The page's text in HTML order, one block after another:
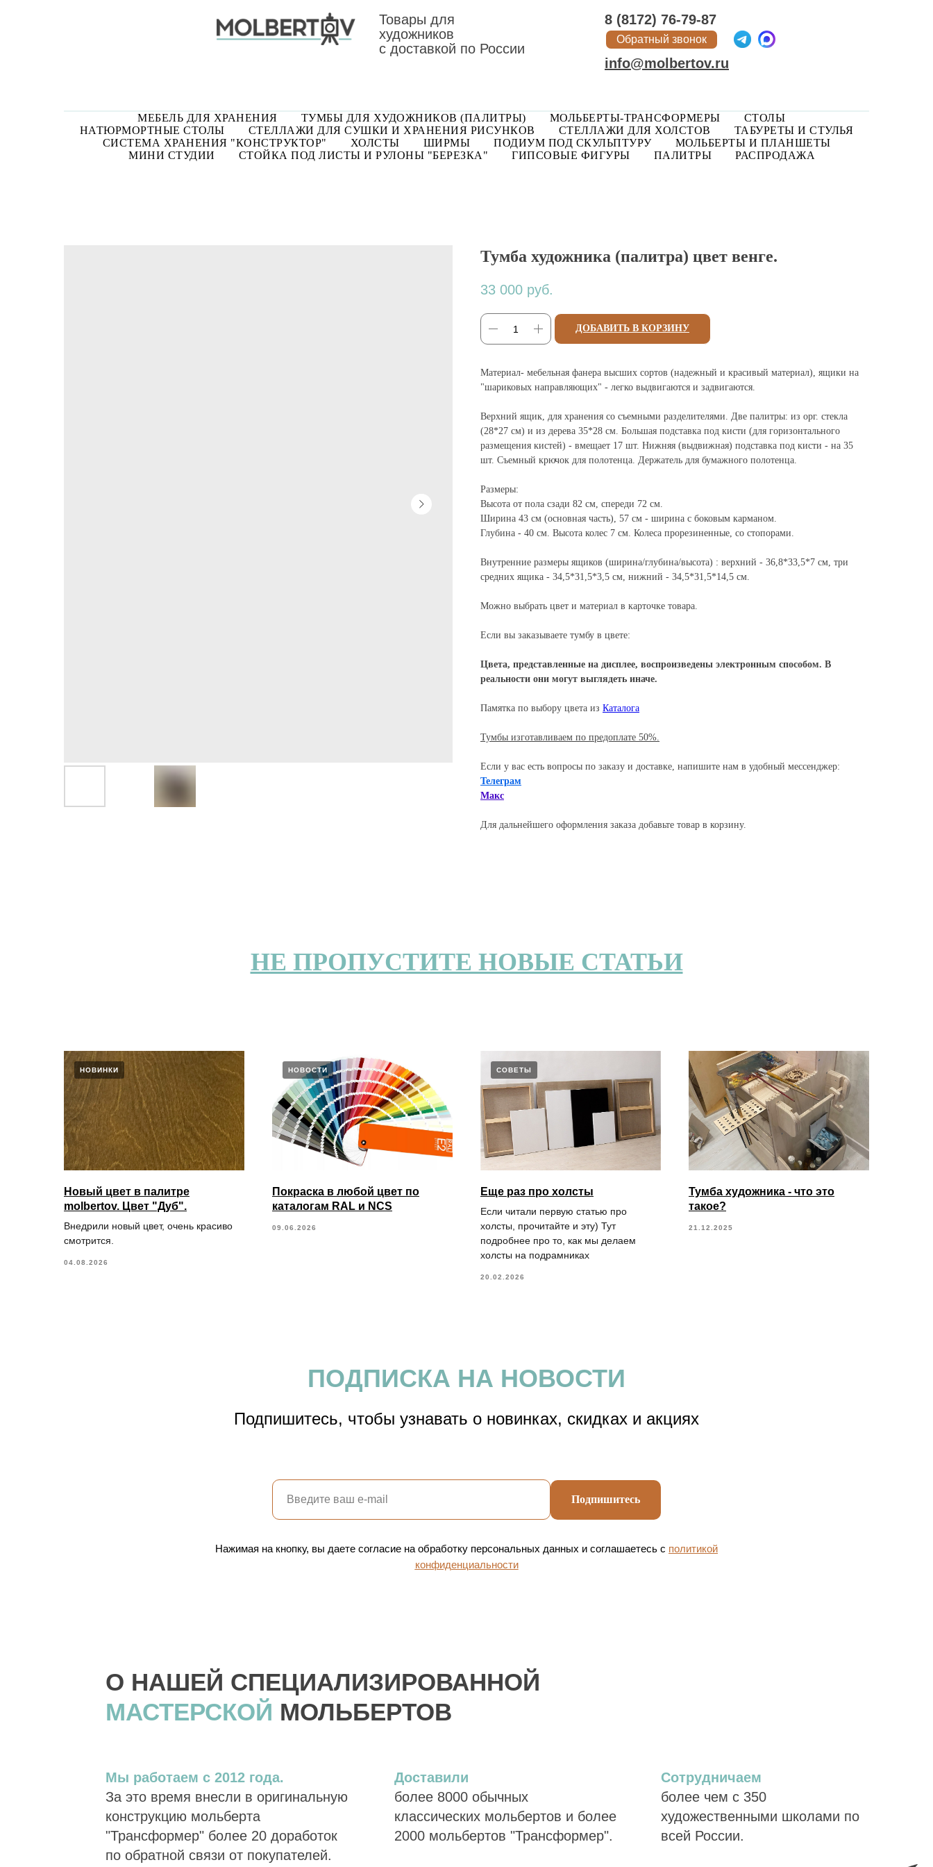
8 (8172) 76-79-87
Обратный звонок
Товары для
художников
с доставкой по России
info@molbertov.ru
МЕБЕЛЬ ДЛЯ ХРАНЕНИЯ ТУМБЫ ДЛЯ ХУДОЖНИКОВ (ПАЛИТРЫ) МОЛЬБЕРТЫ-ТРАНСФОРМЕРЫ
СТОЛЫ
НАТЮРМОРТНЫЕ СТОЛЫ
СТЕЛЛАЖИ ДЛЯ СУШКИ И ХРАНЕНИЯ РИСУНКОВ СТЕЛЛАЖИ ДЛЯ ХОЛСТОВ
ТАБУРЕТЫ И СТУЛЬЯ
СИСТЕМА ХРАНЕНИЯ "КОНСТРУКТОР"
ХОЛСТЫ ШИРМЫ ПОДИУМ ПОД СКУЛЬПТУРУ
МОЛЬБЕРТЫ И ПЛАНШЕТЫ
МИНИ СТУДИИ
СТОЙКА ПОД ЛИСТЫ И РУЛОНЫ "БЕРЕЗКА" ГИПСОВЫЕ ФИГУРЫ ПАЛИТРЫ РАСПРОДАЖА
Тумба художника (палитра) цвет венге.
33 000 руб.
ДОБАВИТЬ В КОРЗИНУ
Материал- мебельная фанера высших сортов (надежный и красивый материал), ящики на
"шариковых направляющих" - легко выдвигаются и задвигаются.
Верхний ящик, для хранения со съемными разделителями. Две палитры: из орг. стекла
(28*27 см) и из дерева 35*28 см. Большая подставка под кисти (для горизонтального
размещения кистей) - вмещает 17 шт. Нижняя (выдвижная) подставка под кисти - на 35
шт. Съемный крючок для полотенца. Держатель для бумажного полотенца.
Размеры:
Высота от пола сзади 82 см, спереди 72 см.
Ширина 43 см (основная часть), 57 см - ширина с боковым карманом.
Глубина - 40 см. Высота колес 7 см. Колеса прорезиненные, со стопорами.
Внутренние размеры ящиков (ширина/глубина/высота) : верхний - 36,8*33,5*7 см, три
средних ящика - 34,5*31,5*3,5 см, нижний - 34,5*31,5*14,5 см.
Можно выбрать цвет и материал в карточке товара.
Если вы заказываете тумбу в цвете:
Цвета, представленные на дисплее, воспроизведены электронным способом. В
реальности они могут выглядеть иначе.
Памятка по выбору цвета из Каталога
Тумбы изготавливаем по предоплате 50%.
Если у вас есть вопросы по заказу и доставке, напишите нам в удобный мессенджер:
Телеграм
Макс
Для дальнейшего оформления заказа добавьте товар в корзину.
НЕ ПРОПУСТИТЕ НОВЫЕ СТАТЬИ
НОВИНКИ
Новый цвет в палитре
molbertov. Цвет "Дуб".
Внедрили новый цвет, очень красиво
смотрится.
04.08.2026
НОВОСТИ
Покраска в любой цвет по
каталогам RAL и NCS
09.06.2026
СОВЕТЫ
Еще раз про холсты
Если читали первую статью про
холсты, прочитайте и эту) Тут
подробнее про то, как мы делаем
холсты на подрамниках
20.02.2026
Тумба художника - что это
такое?
21.12.2025
ПОДПИСКА НА НОВОСТИ
Подпишитесь, чтобы узнавать о новинках, скидках и акциях
Подпишитесь
Нажимая на кнопку, вы даете согласие на обработку персональных данных и соглашаетесь c политикой
конфиденциальности
О НАШЕЙ СПЕЦИАЛИЗИРОВАННОЙ
МАСТЕРСКОЙ МОЛЬБЕРТОВ
Мы работаем с 2012 года.
За это время внесли в оригинальную
конструкцию мольберта
"Трансформер" более 20 доработок
по обратной связи от покупателей.
Доставили
более 8000 обычных
классических мольбертов и более
2000 мольбертов "Трансформер".
Сотрудничаем
более чем с 350
художественными школами по
всей России.